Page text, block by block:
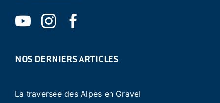
NOS DERNIERS ARTICLES
La traversée des Alpes en Gravel